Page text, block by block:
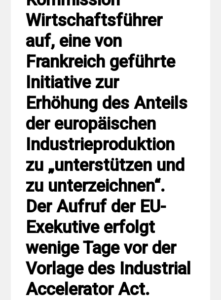
Wirtschaftsführer
auf, eine von
Frankreich geführte
Initiative zur
Erhöhung des Anteils
der europäischen
Industrieproduktion
zu „unterstützen und
zu unterzeichnen“.
Der Aufruf der EU-
Exekutive erfolgt
wenige Tage vor der
Vorlage des Industrial
Accelerator Act.